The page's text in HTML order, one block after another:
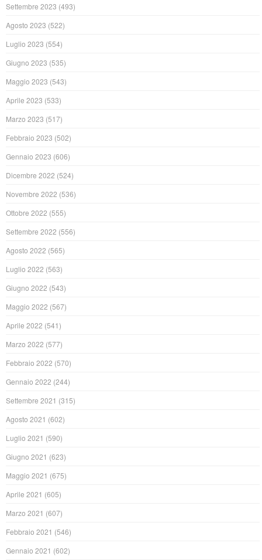
Settembre 2023 (493)
Agosto 2023 (522)
Luglio 2023 (554)
Giugno 2023 (535)
Maggio 2023 (543)
Aprile 2023 (533)
Marzo 2023 (517)
Febbraio 2023 (502)
Gennaio 2023 (606)
Dicembre 2022 (524)
Novembre 2022 (536)
Ottobre 2022 (555)
Settembre 2022 (556)
Agosto 2022 (565)
Luglio 2022 (563)
Giugno 2022 (543)
Maggio 2022 (567)
Aprile 2022 (541)
Marzo 2022 (577)
Febbraio 2022 (570)
Gennaio 2022 (244)
Settembre 2021 (315)
Agosto 2021 (602)
Luglio 2021 (590)
Giugno 2021 (623)
Maggio 2021 (675)
Aprile 2021 (605)
Marzo 2021 (607)
Febbraio 2021 (546)
Gennaio 2021 (602)